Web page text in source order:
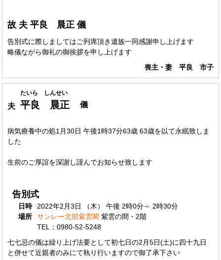
故 夫 平良 晨正 儀
告別式に際しましてはご列席頂き遺族一同感謝申し上げます
略儀ながら御礼の御挨拶を申し上げます
喪主・妻 平良 市子
たいら しんせい
夫 平良 晨正 儀
病気療養中の処1月30日 午後1時37分63歳 63歳を以て永眠致しま
した
生前のご厚誼を深謝し謹んでお知らせ致します
告別式
日時
2022年2月3日 （木） 午後 2時0分～ 2時30分
場所
サンレー北部紫雲閣 紫雲の間・2階
TEL：0980-52-5248
七七忌の儀は繰り上げ法要として初七日の2月5日(土)に四十九日
と併せて近親者のみにて執り行いますので御了承下さい